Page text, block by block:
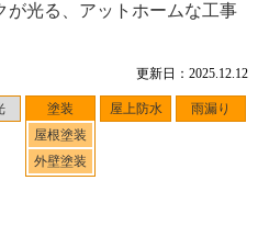
更新日：2025.12.12
塗装
屋根塗装
外壁塗装
屋上防水 雨漏り
が光る、アットホームな工事